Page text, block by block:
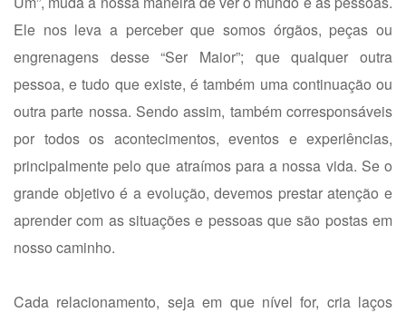
Ele nos leva a perceber que somos órgãos, peças ou
engrenagens desse “Ser Maior”; que qualquer outra
pessoa, e tudo que existe, é também uma continuação ou
outra parte nossa. Sendo assim, também corresponsáveis
por todos os acontecimentos, eventos e experiências,
principalmente pelo que atraímos para a nossa vida. Se o
grande objetivo é a evolução, devemos prestar atenção e
aprender com as situações e pessoas que são postas em
nosso caminho.
Cada relacionamento, seja em que nível for, cria laços